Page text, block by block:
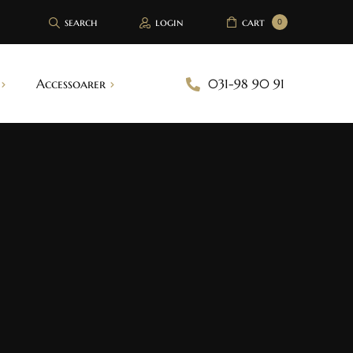
search login 0
cart
Accessoarer 031-98 90 91